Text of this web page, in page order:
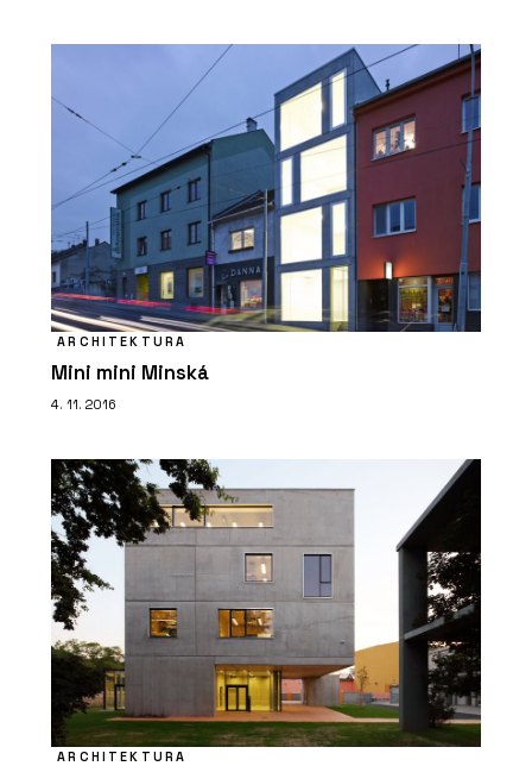
ARCHITEKTURA
Mini mini Minská
4. 11. 2016
ARCHITEKTURA